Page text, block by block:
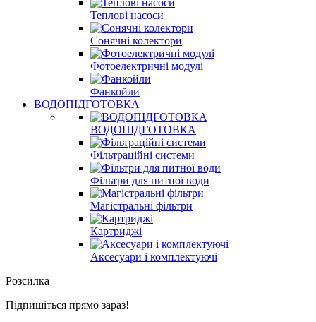
Теплові насоси
Сонячні колектори
Фотоелектричні модулі
Фанкойли
ВОДОПІДГОТОВКА
ВОДОПІДГОТОВКА
Фільтраційні системи
Фільтри для питної води
Магістральні фільтри
Картриджі
Аксесуари і комплектуючі
Розсилка
Підпишіться прямо зараз!